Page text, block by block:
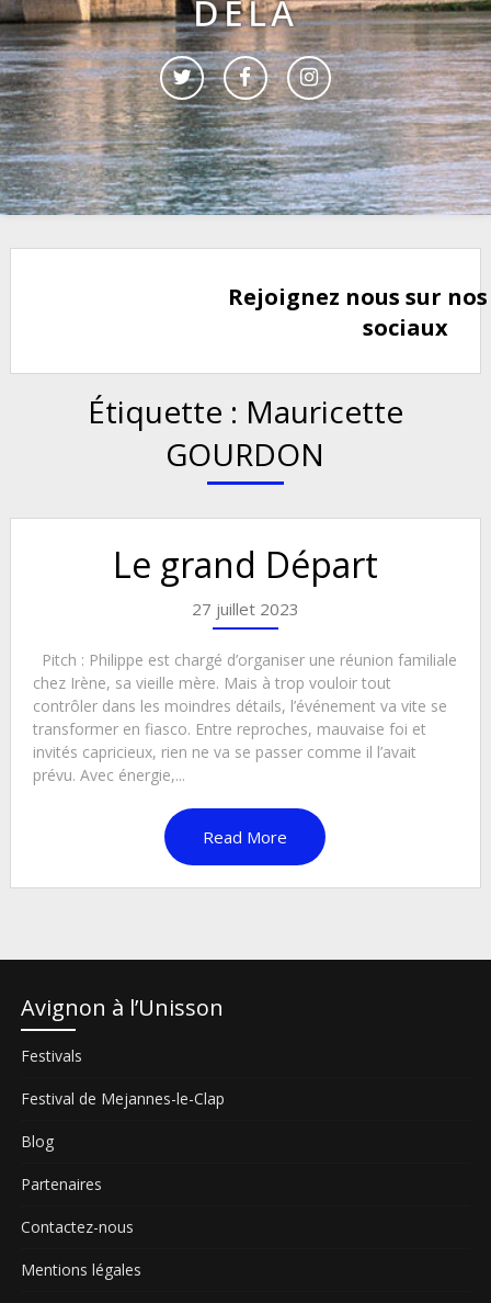
DELÀ
Rejoignez nous sur
sociaux
Étiquette : Mauricette
GOURDON
Le grand Départ
27 juillet 2023
Pitch : Philippe est chargé d’organiser une réunion familiale
chez Irène, sa vieille mère. Mais à trop vouloir tout
contrôler dans les moindres détails, l’événement va vite se
transformer en fiasco. Entre reproches, mauvaise foi et
invités capricieux, rien ne va se passer comme il l’avait
prévu. Avec énergie,...
Read More
Avignon à l’Unisson
Festivals
Festival de Mejannes-le-Clap
Blog
Partenaires
Contactez-nous
Mentions légales